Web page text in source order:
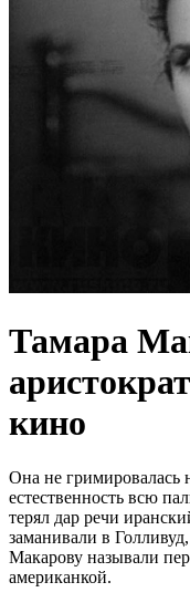
Тамара
кино
Она не гримировалась
естественность всю
терял дар речи
заманивали в
Макарову называли
американкой.